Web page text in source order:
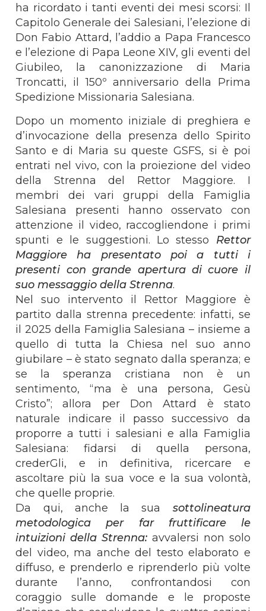
ha ricordato i tanti eventi dei mesi scorsi: Il
Capitolo Generale dei Salesiani, l’elezione di
Don Fabio Attard, l’addio a Papa Francesco
e l’elezione di Papa Leone XIV, gli eventi del
Giubileo, la canonizzazione di Maria
Troncatti, il 150º anniversario della Prima
Spedizione Missionaria Salesiana.
Dopo un momento iniziale di preghiera e
d’invocazione della presenza dello Spirito
Santo e di Maria su queste GSFS, si è poi
entrati nel vivo, con la proiezione del video
della Strenna del Rettor Maggiore. I
membri dei vari gruppi della Famiglia
Salesiana presenti hanno osservato con
attenzione il video, raccogliendone i primi
spunti e le suggestioni. Lo stesso Rettor
Maggiore ha presentato poi a tutti i
presenti con grande apertura di cuore il
suo messaggio della Strenna.
Nel suo intervento il Rettor Maggiore è
partito dalla strenna precedente: infatti, se
il 2025 della Famiglia Salesiana – insieme a
quello di tutta la Chiesa nel suo anno
giubilare – è stato segnato dalla speranza; e
se la speranza cristiana non è un
sentimento, “ma è una persona, Gesù
Cristo”; allora per Don Attard è stato
naturale indicare il passo successivo da
proporre a tutti i salesiani e alla Famiglia
Salesiana: fidarsi di quella persona,
crederGli, e in definitiva, ricercare e
ascoltare più la sua voce e la sua volontà,
che quelle proprie.
Da qui, anche la sua sottolineatura
metodologica per far fruttificare le
intuizioni della Strenna: avvalersi non solo
del video, ma anche del testo elaborato e
diffuso, e prenderlo e riprenderlo più volte
durante l’anno, confrontandosi con
coraggio sulle domande e le proposte